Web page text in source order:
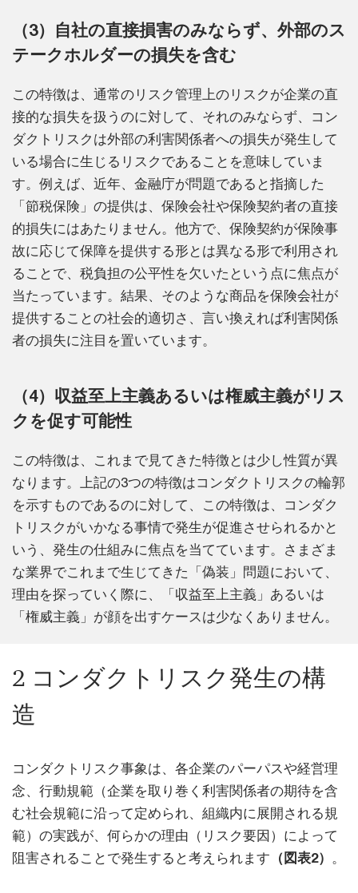
（3）自社の直接損害のみならず、外部のス
テークホルダーの損失を含む
この特徴は、通常のリスク管理上のリスクが企業の直
接的な損失を扱うのに対して、それのみならず、コン
ダクトリスクは外部の利害関係者への損失が発生して
いる場合に生じるリスクであることを意味していま
す。例えば、近年、金融庁が問題であると指摘した
「節税保険」の提供は、保険会社や保険契約者の直接
的損失にはあたりません。他方で、保険契約が保険事
故に応じて保障を提供する形とは異なる形で利用され
ることで、税負担の公平性を欠いたという点に焦点が
当たっています。結果、そのような商品を保険会社が
提供することの社会的適切さ、言い換えれば利害関係
者の損失に注目を置いています。
（4）収益至上主義あるいは権威主義がリス
クを促す可能性
この特徴は、これまで見てきた特徴とは少し性質が異
なります。上記の3つの特徴はコンダクトリスクの輪郭
を示すものであるのに対して、この特徴は、コンダク
トリスクがいかなる事情で発生が促進させられるかと
いう、発生の仕組みに焦点を当てています。さまざま
な業界でこれまで生じてきた「偽装」問題において、
理由を探っていく際に、「収益至上主義」あるいは
「権威主義」が顔を出すケースは少なくありません。
2 コンダクトリスク発生の構
造
コンダクトリスク事象は、各企業のパーパスや経営理
念、行動規範（企業を取り巻く利害関係者の期待を含
む社会規範に沿って定められ、組織内に展開される規
範）の実践が、何らかの理由（リスク要因）によって
阻害されることで発生すると考えられます （図表2） 。